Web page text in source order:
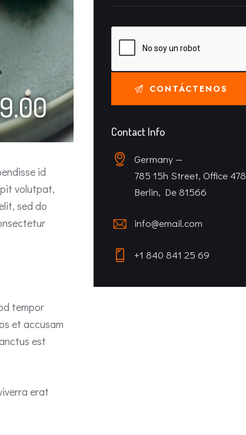
id
volutpat,
sed do
tempor
et accusam
est
erat
Contact Info
Germany —
785 15h Street, Office 478
Berlin, De 81566
info@email.com
+1 840 841 25 69